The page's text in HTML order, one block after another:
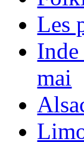
Les
Inde
mai